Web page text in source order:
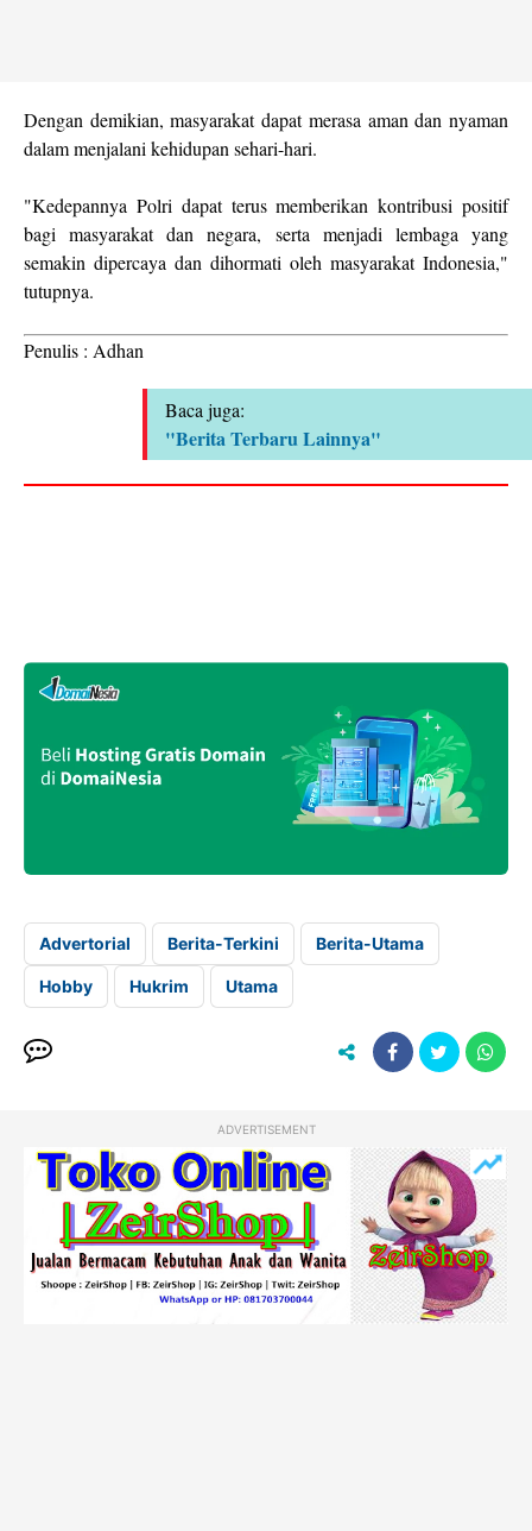
Dengan demikian, masyarakat dapat merasa aman dan nyaman
dalam menjalani kehidupan sehari-hari.
"Kedepannya Polri dapat terus memberikan kontribusi positif
bagi masyarakat dan negara, serta menjadi lembaga yang
semakin dipercaya dan dihormati oleh masyarakat Indonesia,"
tutupnya.
Penulis : Adhan
Baca juga:
"Berita Terbaru Lainnya"
Advertorial Berita-Terkini Berita-Utama
Hobby Hukrim Utama
ADVERTISEMENT